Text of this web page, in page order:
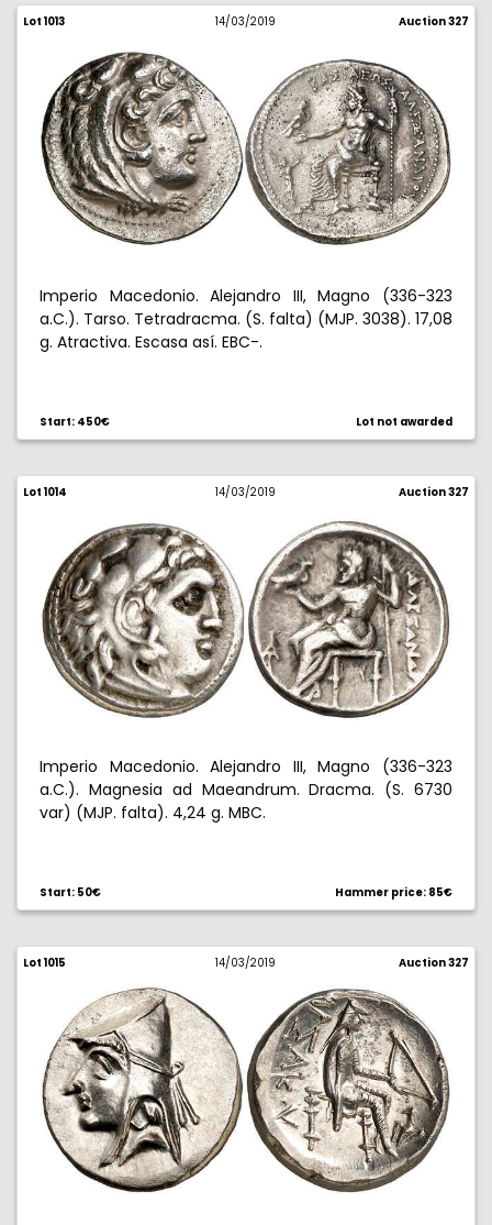
Lot 1013 14/03/2019 Auction 327
Imperio Macedonio. Alejandro III, Magno (336-323
a.C.). Tarso. Tetradracma. (S. falta) (MJP. 3038). 17,08
g. Atractiva. Escasa así. EBC-.
Start: 450€ Lot not awarded
Lot 1014 14/03/2019 Auction 327
Imperio Macedonio. Alejandro III, Magno (336-323
a.C.). Magnesia ad Maeandrum. Dracma. (S. 6730
var) (MJP. falta). 4,24 g. MBC.
Start: 50€ Hammer price: 85€
Lot 1015 14/03/2019 Auction 327